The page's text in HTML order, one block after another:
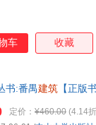
车 收藏
书:番禺建筑 【正版
定价： ¥460.00 (4.14